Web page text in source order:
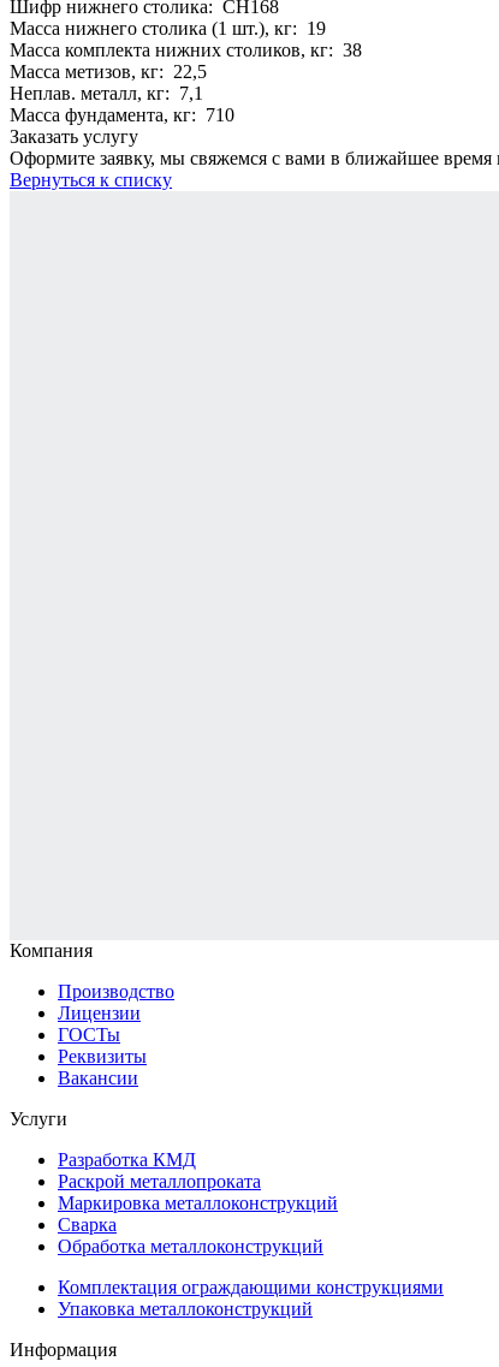
Шифр нижнего столика: СН168
Масса нижнего столика (1 шт.), кг: 19
Масса комплекта нижних столиков, кг: 38
Масса метизов, кг: 22,5
Неплав. металл, кг: 7,1
Масса фундамента, кг: 710
Заказать услугу
Оформите заявку, мы свяжемся с вами в ближайшее
Вернуться к списку
Компания
Производство
Лицензии
ГОСТы
Реквизиты
Вакансии
Услуги
Разработка КМД
Раскрой металлопроката
Маркировка металлоконструкций
Сварка
Обработка металлоконструкций
Комплектация ограждающими конструкциями
Упаковка металлоконструкций
Информация